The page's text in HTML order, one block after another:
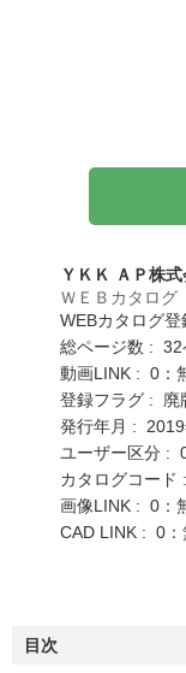
ＹＫＫ ＡＰ株
ＷＥＢカタログ
WEBカタログ
総ページ数 : 32
動画LINK : 0：
登録フラグ : 廃
発行年月 : 2019
ユーザー区分 :
カタログコード
画像LINK : 0：
CAD LINK : 0：
目次